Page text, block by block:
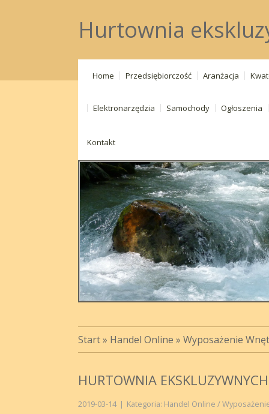
Hurtownia
Home Przedsiębiorczość Aranżacja
Elektronarzędzia Samochody Ogłoszenia
Kontakt
Start» Handel Online » Wyposażenie
HURTOWNIA
2019-03-14 | Kategoria: Handel Online /